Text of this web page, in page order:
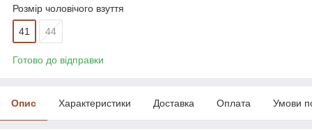
Розмір чоловічого взуття
41 44
Готово до відправки
Опис Характеристики Доставка Оплата Умови